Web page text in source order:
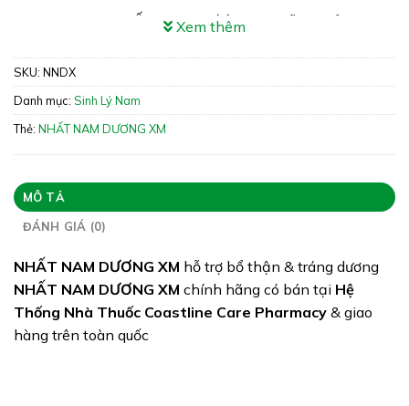
Công dụng: NHẤT NAM DƯƠNG XM hỗ trợ bổ thận &
Xuất xứ: Việt Nam
Giấy phép: 8067/2021/ĐKSP – 2616/2021/XNQC-
ATTP
Tình trạng hàng: Hết hàng
Xem thêm
SKU: NNDX
Danh mục: Sinh Lý Nam
Thẻ: NHẤT NAM DƯƠNG XM
MÔ TẢ
ĐÁNH GIÁ (0)
NHẤT NAM DƯƠNG XM hỗ trợ bổ thận & tráng dương
NHẤT NAM DƯƠNG XM chính hãng có bán tại Hệ
Thống Nhà Thuốc Coastline Care Pharmacy & giao
hàng trên toàn quốc